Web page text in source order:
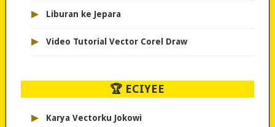
▸ Liburan ke Jepara
▸ Video Tutorial Vector Corel Draw
🏆 ECIYEE
▸ Karya Vectorku Jokowi